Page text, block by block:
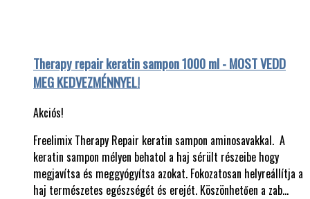
Therapy repair keratin sampon 1000 ml - MOST VEDD
MEG KEDVEZMÉNNYEL!
Akciós!
Freelimix Therapy Repair keratin sampon aminosavakkal. A
keratin sampon mélyen behatol a haj sérült részeibe hogy
megjavítsa és meggyógyítsa azokat. Fokozatosan helyreállítja a
haj természetes egészségét és erejét. Köszönhetően a zab…